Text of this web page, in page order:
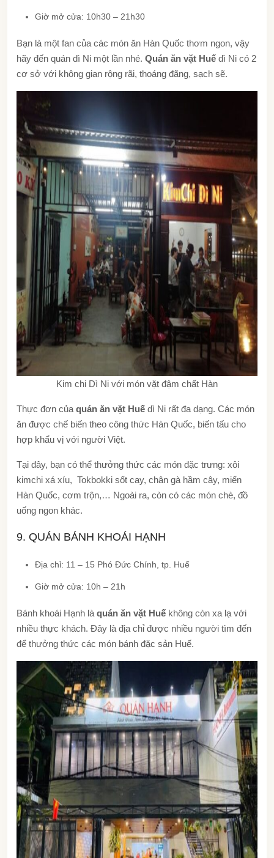
Giờ mở cửa: 10h30 – 21h30
Bạn là một fan của các món ăn Hàn Quốc thơm ngon, vậy
hãy đến quán dì Ni một lần nhé. Quán ăn vặt Huế dì Ni có 2
cơ sở với không gian rộng rãi, thoáng đãng, sạch sẽ.
Kim chi Dì Ni với món vặt đậm chất Hàn
Thực đơn của quán ăn vặt Huế dì Ni rất đa dạng. Các món
ăn được chế biến theo công thức Hàn Quốc, biến tấu cho
hợp khẩu vị với người Việt.
Tại đây, bạn có thể thưởng thức các món đặc trưng: xôi
kimchi xá xíu, Tokbokki sốt cay, chân gà hầm cây, miến
Hàn Quốc, cơm trộn,… Ngoài ra, còn có các món chè, đồ
uống ngon khác.
9. QUÁN BÁNH KHOÁI HẠNH
Địa chỉ: 11 – 15 Phó Đức Chính, tp. Huế
Giờ mở cửa: 10h – 21h
Bánh khoái Hạnh là quán ăn vặt Huế không còn xa lạ với
nhiều thực khách. Đây là địa chỉ được nhiều người tìm đến
để thưởng thức các món bánh đặc sản Huế.